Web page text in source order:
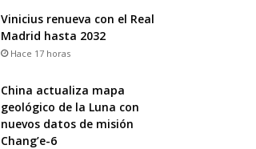
Vinicius renueva con el Real
Madrid hasta 2032
Hace 17 horas
China actualiza mapa
geológico de la Luna con
nuevos datos de misión
Chang’e-6